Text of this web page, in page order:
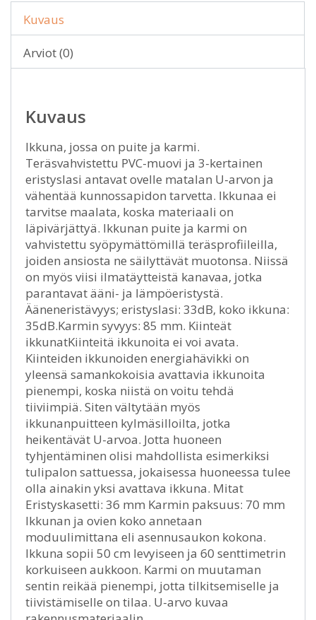
Kuvaus
Arviot (0)
Kuvaus
Ikkuna, jossa on puite ja karmi.
Teräsvahvistettu PVC-muovi ja 3-kertainen
eristyslasi antavat ovelle matalan U-arvon ja
vähentää kunnossapidon tarvetta. Ikkunaa ei
tarvitse maalata, koska materiaali on
läpivärjättyä. Ikkunan puite ja karmi on
vahvistettu syöpymättömillä teräsprofiileilla,
joiden ansiosta ne säilyttävät muotonsa. Niissä
on myös viisi ilmatäytteistä kanavaa, jotka
parantavat ääni- ja lämpöeristystä.
Ääneneristävyys; eristyslasi: 33dB, koko ikkuna:
35dB.Karmin syvyys: 85 mm. Kiinteät
ikkunatKiinteitä ikkunoita ei voi avata.
Kiinteiden ikkunoiden energiahävikki on
yleensä samankokoisia avattavia ikkunoita
pienempi, koska niistä on voitu tehdä
tiiviimpiä. Siten vältytään myös
ikkunanpuitteen kylmäsilloilta, jotka
heikentävät U-arvoa. Jotta huoneen
tyhjentäminen olisi mahdollista esimerkiksi
tulipalon sattuessa, jokaisessa huoneessa tulee
olla ainakin yksi avattava ikkuna. Mitat
Eristyskasetti: 36 mm Karmin paksuus: 70 mm
Ikkunan ja ovien koko annetaan
moduulimittana eli asennusaukon kokona.
Ikkuna sopii 50 cm levyiseen ja 60 senttimetrin
korkuiseen aukkoon. Karmi on muutaman
sentin reikää pienempi, jotta tilkitsemiselle ja
tiivistämiselle on tilaa. U-arvo kuvaa